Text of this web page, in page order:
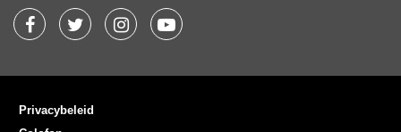
Privacybeleid